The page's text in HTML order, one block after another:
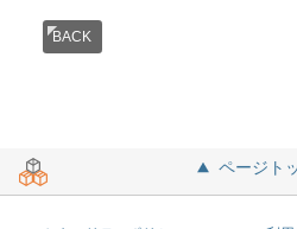
BACK
ページト